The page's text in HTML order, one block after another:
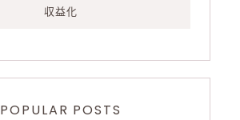
収益化
POPULAR POSTS